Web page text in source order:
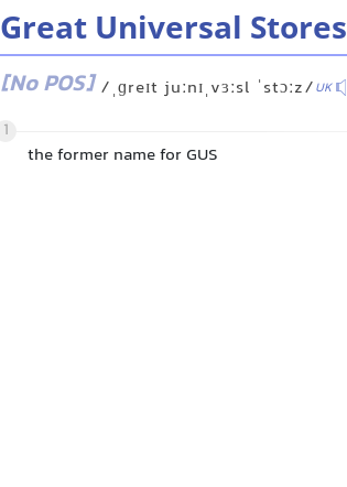
Great Universal Stores
[No POS] /ˌɡreɪt juːnɪˌvɜːsl ˈstɔːz/UK
1
the former name for GUS